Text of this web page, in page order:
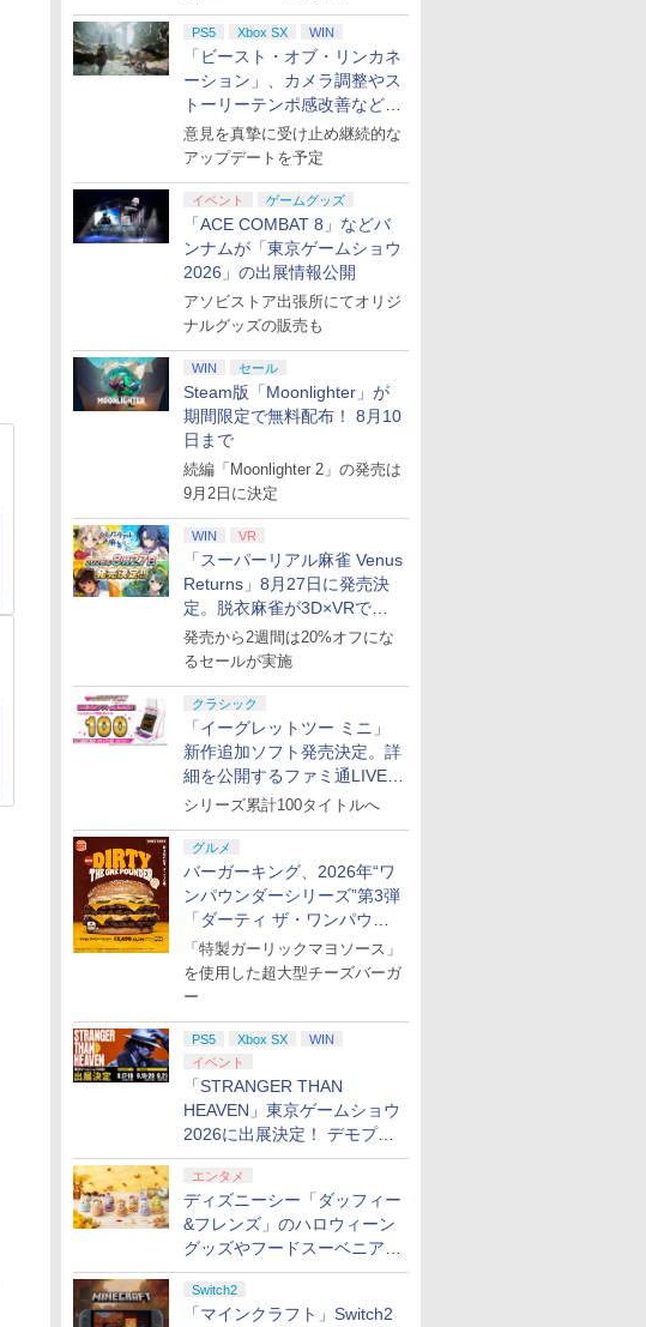
PS5 Xbox SX WIN
「ビースト・オブ・リンカネ
ーション」、カメラ調整やス
トーリーテンポ感改善などの
アプデを1週間以内に実施
意見を真摯に受け止め継続的な
アップデートを予定
イベント ゲームグッズ
「ACE COMBAT 8」などバ
ンナムが「東京ゲームショウ
2026」の出展情報公開
アソビストア出張所にてオリジ
ナルグッズの販売も
WIN セール
Steam版「Moonlighter」が
期間限定で無料配布！ 8月10
日まで
続編「Moonlighter 2」の発売は
9月2日に決定
WIN VR
「スーパーリアル麻雀 Venus
Returns」8月27日に発売決
定。脱衣麻雀が3D×VRで復
活
発売から2週間は20%オフにな
るセールが実施
クラシック
「イーグレットツー ミニ」
新作追加ソフト発売決定。詳
細を公開するファミ通LIVEが
8月27日20時から配信
シリーズ累計100タイトルへ
グルメ
バーガーキング、2026年“ワ
ンパウンダーシリーズ”第3弾
「ダーティ ザ・ワンパウン
ダー」を8月7日発売
「特製ガーリックマヨソース」
を使用した超大型チーズバーガ
ー
PS5 Xbox SX
WIN
イベント
「STRANGER THAN
HEAVEN」東京ゲームショウ
2026に出展決定！ デモプレ
イや体験型展示も
エンタメ
ディズニーシー「ダッフィー
&フレンズ」のハロウィーン
グッズやフードスーベニアが
8月25日より発売
Switch2
「マインクラフト」Switch2